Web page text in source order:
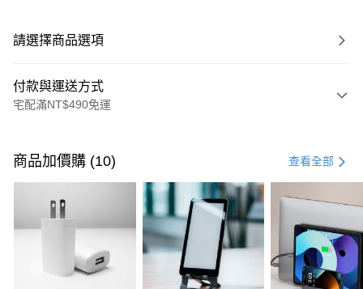
請選擇商品選項
付款與運送方式
宅配滿NT$490免運
信用卡一次付款
3 期 0 利率 每期 NT$830
第一商業銀行
華南商業銀行
彰化商業銀行
上海商業儲蓄銀行
台北富邦商業銀行
NT$415 21家銀行
合作金庫商業銀行
第一商業銀行
彰化商業銀行
商品加價購 (10) 查看全部